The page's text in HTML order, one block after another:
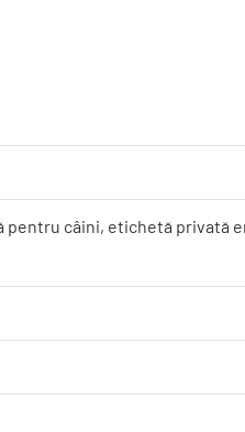
pentru câini, etichetă privată